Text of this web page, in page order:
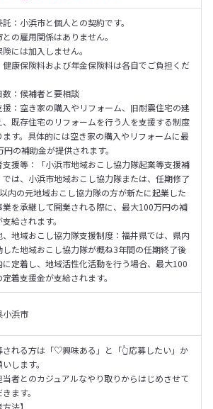
：小浜市と個人との契約です。
との雇用関係はありません。
には加入しません。
健康保険料および年金保険料は各自でご負担くだ
数：候補者と要相談
援：空き家の購入やリフォーム、旧耐震住宅の建
、既存住宅のリフォームを行う人を支援する制度
ます。具体的には空き家の購入やリフォームに最
円の補助金が提供されます。
支援等：「小浜市地域おこし協力隊起業等支援補
では、小浜市地域おこし協力隊または、任期修了
内の元地域おこし協力隊の方が新たに起業した
業を承継して開業される際に、最大100万円の補
給されます。
、地域おこし協力隊支援制度：福井県では、県内
した地域おこし協力隊が概ね3年間の任期終了後
に定着し、地域活性化活動を行う場合、最大100
着支援金が支給されます。
小浜市
される方は「♡興味ある」と「👆応募したい」か
します。
当者とのカジュアルなやり取りからはじめさせて
ます。
方法】